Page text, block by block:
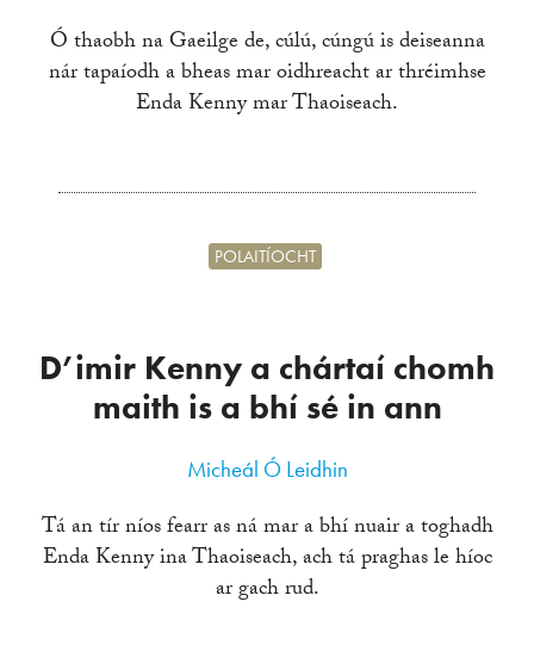
Ó thaobh na Gaeilge de, cúlú, cúngú is deiseanna
nár tapaíodh a bheas mar oidhreacht ar thréimhse
Enda Kenny mar Thaoiseach.
D’imir Kenny a chártaí chomh
maith is a bhí sé in ann
POLAITÍOCHT
Micheál Ó Leidhin
Tá an tír níos fearr as ná mar a bhí nuair a toghadh
Enda Kenny ina Thaoiseach, ach tá praghas le híoc
ar gach rud.